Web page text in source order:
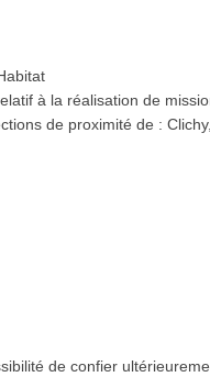
à la réalisation de
de proximité de :
de confier